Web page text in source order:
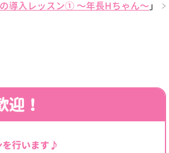
導入レッスン① 〜年長Hちゃん〜 」
！
を行います♪